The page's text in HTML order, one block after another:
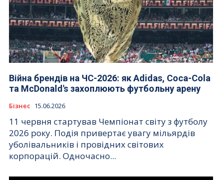
Війна брендів на ЧС-2026: як Adidas, Coca-Cola
та McDonald's захоплюють футбольну арену
Бізнес 15.06.2026
11 червня стартував Чемпіонат світу з футболу
2026 року. Подія привертає увагу мільярдів
уболівальників і провідних світових
корпорацій. Одночасно...